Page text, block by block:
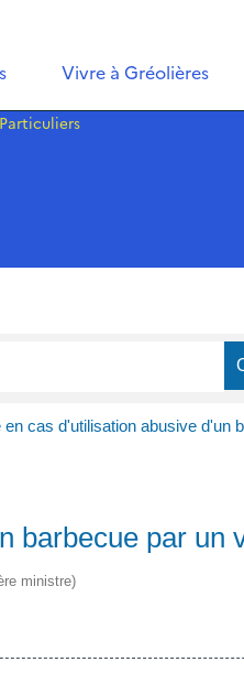
Vivre à Gréolières
Particuliers
en cas d'utilisation abusive d'un
barbecue par un
ministre)